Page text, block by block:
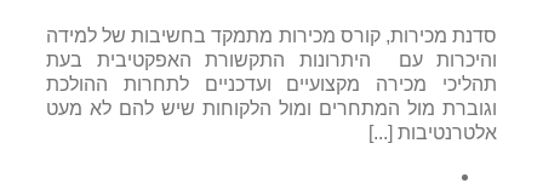
סדנת מכירות, קורס מכירות מתמקד בחשיבות של למידה
והיכרות עם היתרונות התקשורת האפקטיבית בעת
תהליכי מכירה מקצועיים ועדכניים לתחרות ההולכת
וגוברת מול המתחרים ומול הלקוחות שיש להם לא מעט
אלטרנטיבות [...]